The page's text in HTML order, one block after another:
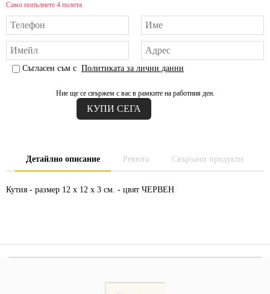
Само попълнете 4 полета
Съгласен съм с Политиката за лични данни
Ние ще се свържем с вас в рамките на работния ден.
Детайлно описание Ревюта Свързани продукти
Кутия - размер 12 х 12 х 3 см. - цвят ЧЕРВЕН